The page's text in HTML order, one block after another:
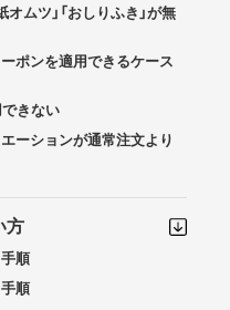
ムツ」「おしりふき」が無
ポンを適用できるケース
できない
ーションが通常注文より
方
順
順